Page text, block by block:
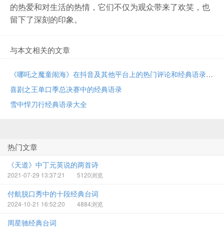
的热爱和对生活的热情，它们不仅为观众带来了欢笑，也
留下了深刻的印象。
与本文相关的文章
《哪吒之魔童闹海》在抖音及其他平台上的热门评论和经典语录
喜剧之王单口季总决赛中的经典语录
雪中悍刀行经典语录大全
热门文章
《天道》中丁元英说的两首诗
2021-07-29 13:37:21 5120浏览
付航脱口秀中的十段经典台词
2024-10-21 16:52:20 4884浏览
周星驰经典台词